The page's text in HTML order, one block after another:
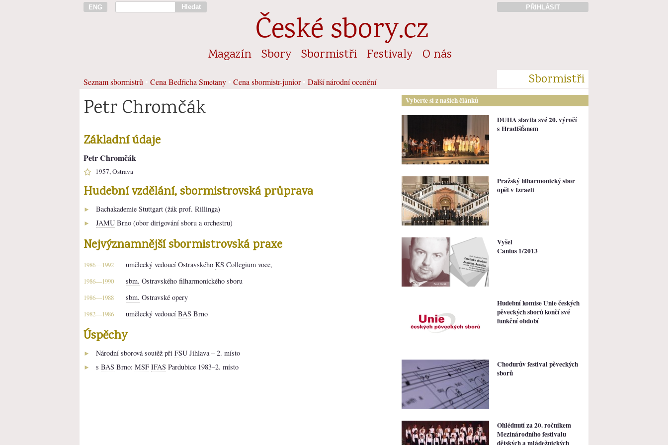
ENG Hledat PŘIHLÁSIT
České sbory.cz
Magazín Sbory Sbormistři Festivaly O nás
Seznam sbormistrů Cena Bedřicha Smetany Cena sbormistr-junior• Další národní ocenění Sbormistři
Petr Chromčák
Základní údaje
Petr Chromčák
1957, Ostrava
Hudební vzdělání, sbormistrovská průprava
► Bachakademie Stuttgart (žák prof. Rillinga)
► JAMU Brno (obor dirigování sboru a orchestru)
Nejvýznamnější sbormistrovská praxe
1986—1992 umělecký vedoucí Ostravského KS Collegium voce,
1986—1990 sbm. Ostravského filharmonického sboru
1986—1988 sbm. Ostravské opery
1982—1986 umělecký vedoucí BAS Brno
Úspěchy
► Národní sborová soutěž při FSU Jihlava – 2. místo
► s BAS Brno: MSF IFAS Pardubice 1983–2. místo
Vyberte si z našich článků
DUHA slavila své 20. výročí
s Hradišťanem
Pražský filharmonický sbor
opět v Izraeli
Vyšel
Cantus 1/2013
Hudební komise Unie českých
pěveckých sborů končí své
funkční období
Chodurův festival pěveckých
sborů
Ohlédnutí za 20. ročníkem
Mezinárodního festivalu
dětských a mládežnických